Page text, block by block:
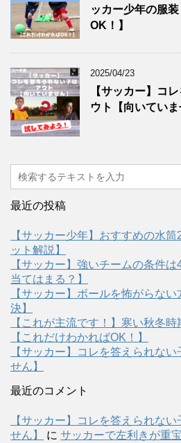
ッカー少年の服
OK！】
2025/04/23
【サッカー】コ
ウト【向いていま
最近の投稿
【サッカー少年】おすすめの水
ット解説】
【サッカー】強いチームの条件
当てはまる？】
【サッカー】ボールを怖がらな
決】
【これが主流です！】寒い秋冬
【これだけわかればOK！】
【サッカー】コレを答えられな
せん】
最近のコメント
【サッカー】コレを答えられな
せん】
に サッカーで左利きが重